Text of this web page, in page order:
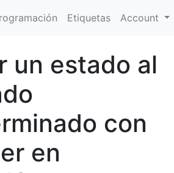
Etiquetas Account
un estado al
con
en